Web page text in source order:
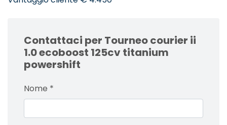
Contattaci per Tourneo courier ii
1.0 ecoboost 125cv titanium
powershift
Nome *